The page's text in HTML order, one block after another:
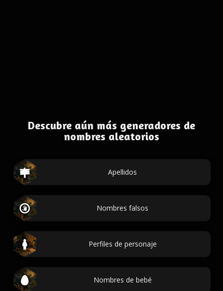
Descubre aún más generadores de
nombres aleatorios
Apellidos
Nombres falsos
Perfiles de personaje
Nombres de bebé